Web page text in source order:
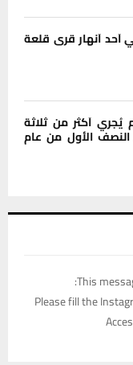
أنهار قرى قلعة
أكثر من ثلاثة
الأول من عام
This
Please fill the